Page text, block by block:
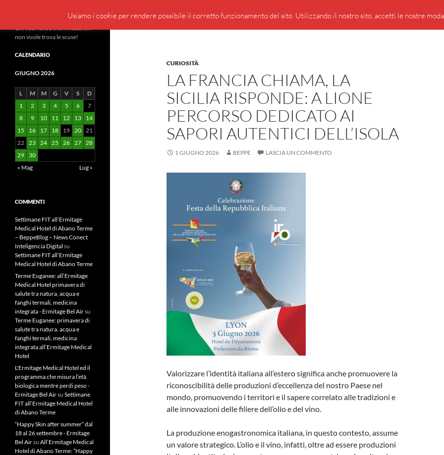
Vai
contenuto
PRESENTAZIONE DI GIUSEPPE BORSOI
CURIOSITÀ
LA FRANCIA CHIAMA, LA
SICILIA RISPONDE: A LIONE
PERCORSO DEDICATO AI
SAPORI AUTENTICI DELL’ISOLA
1 GIUGNO 2026 BEPPE LASCIA UN COMMENTO
Valorizzare l’identità italiana all’estero significa anche promuovere la
riconoscibilità delle produzioni d’eccellenza del nostro Paese nel
mondo, promuovendo i territori e il sapere correlato alle tradizioni e
alle innovazioni delle filiere dell’olio e del vino.
La produzione enogastronomica italiana, in questo contesto, assume
un valore strategico. L’olio e il vino, infatti, oltre ad essere produzioni
Chi vuol fare trova i mezzi, chi
non vuole trova le scuse!
CALENDARIO
GIUGNO 2026
L M M G V S
D
1
2 3 4 5 6
7
8
9 10 11 12 13
14
15
16 17 18 19 20 21
22 23 24 25 26 27 28
29
30
« Mag
Lug »
COMMENTI
Settimane FIT all’Ermitage
Medical Hotel di Abano Terme
– BeppeBlog – News Conect
Inteligencia Digital su
Settimane FIT all’Ermitage
Medical Hotel di Abano Terme
Terme Euganee: all’Ermitage
Medical Hotel primavera di
salute tra natura, acqua e
fanghi termali, medicina
integrata - Ermitage Bel Airsu
Terme Euganee: primavera di
salute tra natura, acqua e
fanghi termali, medicina
integrata all’Ermitage Medical
Hotel
L'Ermitage Medical Hotel ed il
programma che misura l’età
biologica mentre perdi peso -
Ermitage Bel Airsu Settimane
FIT all’Ermitage Medical Hotel
di Abano Terme
“Happy Skin after summer” dal
18 al 26 settembre - Ermitage
Bel Airsu All’Ermitage Medical
Hotel di Abano Terme: “Happy
Usiamo i cookie per rendere possibile il corretto funzionamento del sito. Utilizzando il nostro sito, accetti le nostre